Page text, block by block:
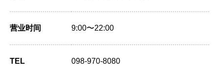
营业时间 9:00〜22:00
TEL 098-970-8080